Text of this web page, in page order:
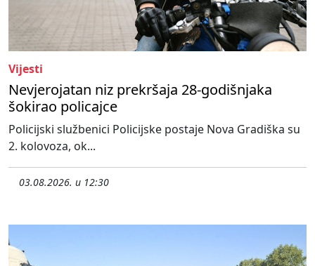
Vijesti
Nevjerojatan niz prekršaja 28-godišnjaka
šokirao policajce
Policijski službenici Policijske postaje Nova Gradiška su
2. kolovoza, ok...
03.08.2026. u 12:30